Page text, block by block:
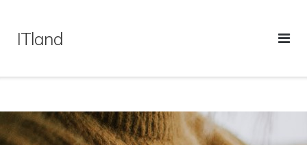
ITland